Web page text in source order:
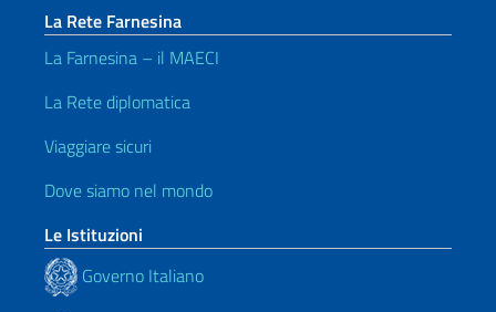
La Rete Farnesina
La Farnesina – il MAECI
La Rete diplomatica
Viaggiare sicuri
Dove siamo nel mondo
Le Istituzioni
Governo Italiano